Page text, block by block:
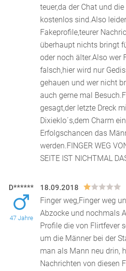
teuer,da der Chat und
kostenlos sind.Also
Fakeprofile,teurer
überhaupt nichts bringt
oder noch älter.Also wer
falsch,hier wird nur
gehauen und wer nicht
auch gerne mal
gesagt,der letzte Dreck
Dixieklo´s,dem Charm
Erfolgschancen das
werden.FINGER WEG
SEITE IST NICHTMAL
D******
47 Jahre
18.09.2018
Finger weg,Finger weg
Abzocke und nochmals
Profile die von Flirtfever
um die Männer bei der
man als Mann neu drin,
Nachrichten von diesen